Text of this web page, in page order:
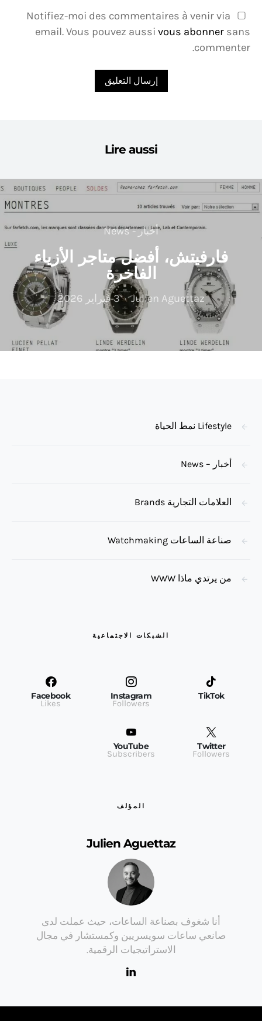
Notifiez-moi des commentaires à venir via
email. Vous pouvez aussi vous abonner sans
commenter.
Lire aussi
أخبار - News
فارفيتش، أفضل متاجر الأزياء
الفاخرة
Julien Aguettaz 3 فبراير 2026
Lifestyle نمط الحياة
أخبار – News
العلامات التجارية Brands
صناعة الساعات Watchmaking
من يرتدي ماذا WWW
الشبكات الاجتماعية
TikTok
Instagram
Followers
Facebook
Likes
Twitter
Followers
YouTube
Subscribers
المؤلف
Julien Aguettaz
أنا شغوف بصناعة الساعات، حيث عملت لدى
صانعي ساعات سويسريين وكمستشار في مجال
الاستراتيجيات الرقمية.